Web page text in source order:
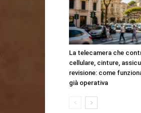
La telecamera che
cellulare, cinture,
revisione: come
già operativa